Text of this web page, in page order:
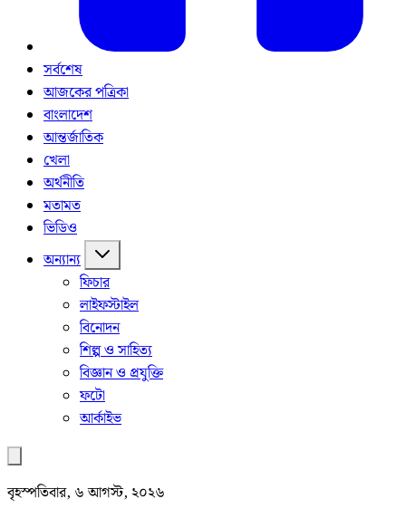
সর্বশেষ
আজকের পত্রিকা
বাংলাদেশ
আন্তর্জাতিক
খেলা
অর্থনীতি
মতামত
ভিডিও
অন্যান্য
ফিচার
লাইফস্টাইল
বিনোদন
শিল্প ও সাহিত্য
বিজ্ঞান ও প্রযুক্তি
ফটো
আর্কাইভ
বৃহস্পতিবার, ৬ আগস্ট, ২০২৬